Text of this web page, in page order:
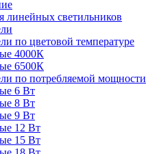
светильников
по цветовой температуре
4000К
6500К
по потребляемой мощности
6 Вт
8 Вт
9 Вт
12 Вт
15 Вт